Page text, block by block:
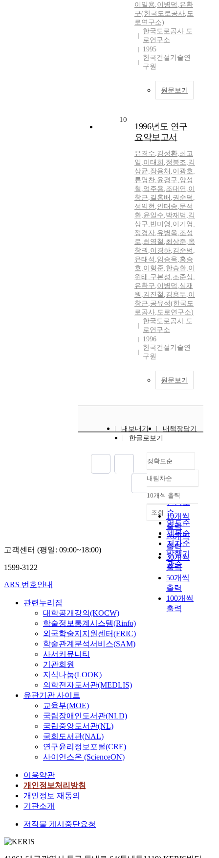
이일용,이병덕 ,유환
구(한국도로공사,도
로연구소)
한국도로공사 도
로연구소
1995
한국건설기술연
구원
원문보기
10
1996년도 연구
요약보고서
유경수,김성환,최고
일 ,이태희 ,정봉조,김
상균,장용채 ,이광호,
류명찬,윤경구,양성
철 ,엄주용,조대연 ,이
창근, 길홍배 ,권순덕 ,
성익현 ,안태송,문석
환,윤일수,박재범 ,김
상구,빈미영 ,이기영 ,
정경자,유병옥,조성
로,최영철 ,최상준,옥
창권 ,이경하,김준범 ,
유태석 ,임승욱,홍승
호,이형준,한승환,이
원태 ,구본성 ,조준상,
유환구,이병덕 ,심재
원 ,김진철 ,김용두,이
창근,공유석(한국도
로공사,도로연구소)
한국도로공사 도
로연구소
1996
한국건설기술연
구원
원문보기
내보내기
내책장담기
한글로보기
정확도순
정확도
순
인기도
순
연도순
제목순
저자순
발행기
관순
내림차순
내림차순
10개씩 출력
10개씩
출력
20개씩
출력
30개씩
출력
50개씩
출력
100개씩
출력
조회
고객센터 (평일: 09:00~18:00)
1599-3122
ARS 번호안내
관련누리집
대학공개강의(KOCW)
학술정보통계시스템(Rinfo)
외국학술지지원센터(FRIC)
학술관계분석서비스(SAM)
사서커뮤니티
기관회원
지식나눔(LOOK)
의학전자도서관(MEDLIS)
유관기관 사이트
교육부(MOE)
국립장애인도서관(NLD)
국립중앙도서관(NL)
국회도서관(NAL)
연구윤리정보포털(CRE)
사이언스온 (ScienceON)
이용약관
개인정보처리방침
개인정보 재동의
기관소개
저작물 게시중단요청